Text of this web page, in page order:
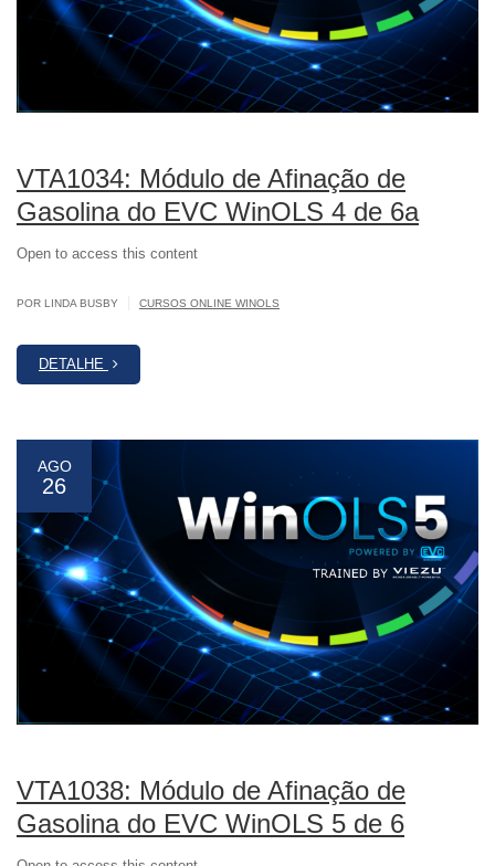
VTA1034: Módulo de Afinação de
Gasolina do EVC WinOLS 4 de 6a
Open to access this content
POR LINDA BUSBY CURSOS ONLINE WINOLS
DETALHE
AGO
26
VTA1038: Módulo de Afinação de
Gasolina do EVC WinOLS 5 de 6